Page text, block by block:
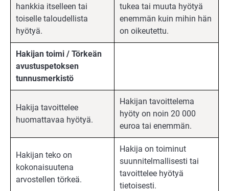
hankkia itselleen tai
toiselle taloudellista
hyötyä.
tukea tai muuta hyötyä
enemmän kuin mihin hän
on oikeutettu.
Hakijan toimi / Törkeän
avustuspetoksen
tunnusmerkistö
Hakija tavoittelee
huomattavaa hyötyä.
Hakijan tavoittelema
hyöty on noin 20 000
euroa tai enemmän.
Hakijan teko on
kokonaisuutena
arvostellen törkeä.
Hakija on toiminut
suunnitelmallisesti tai
tavoittelee hyötyä
tietoisesti.